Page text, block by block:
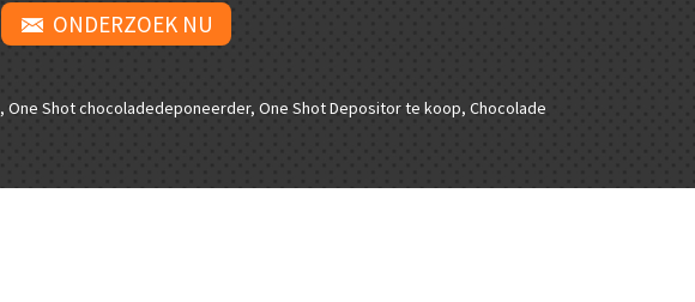
ONDERZOEK NU
, One Shot chocoladedeponeerder, One Shot Depositor te koop, Chocolade